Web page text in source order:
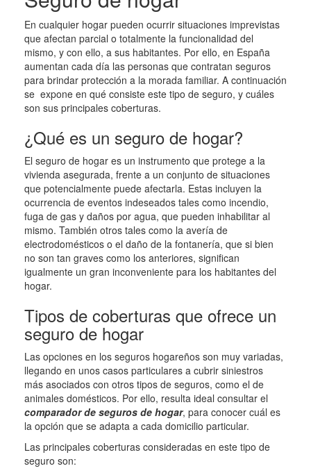
En cualquier hogar pueden ocurrir situaciones imprevistas
que afectan parcial o totalmente la funcionalidad del
mismo, y con ello, a sus habitantes. Por ello, en España
aumentan cada día las personas que contratan seguros
para brindar protección a la morada familiar. A continuación
se expone en qué consiste este tipo de seguro, y cuáles
son sus principales coberturas.
¿Qué es un seguro de hogar?
El seguro de hogar es un instrumento que protege a la
vivienda asegurada, frente a un conjunto de situaciones
que potencialmente puede afectarla. Estas incluyen la
ocurrencia de eventos indeseados tales como incendio,
fuga de gas y daños por agua, que pueden inhabilitar al
mismo. También otros tales como la avería de
electrodomésticos o el daño de la fontanería, que si bien
no son tan graves como los anteriores, significan
igualmente un gran inconveniente para los habitantes del
hogar.
Tipos de coberturas que ofrece un
seguro de hogar
Las opciones en los seguros hogareños son muy variadas,
llegando en unos casos particulares a cubrir siniestros
más asociados con otros tipos de seguros, como el de
animales domésticos. Por ello, resulta ideal consultar el
comparador de seguros de hogar, para conocer cuál es
la opción que se adapta a cada domicilio particular.
Las principales coberturas consideradas en este tipo de
seguro son: